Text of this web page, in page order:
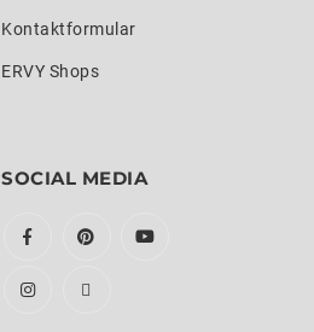
Kontaktformular
ERVY Shops
SOCIAL MEDIA